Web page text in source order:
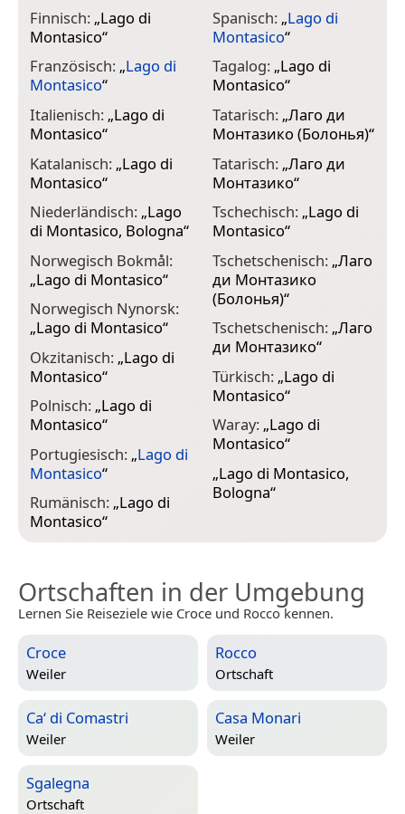
Finnisch: „Lago di
Montasico“
Französisch: „Lago di
Montasico“
Italienisch: „Lago di
Montasico“
Katalanisch: „Lago di
Montasico“
Niederländisch: „Lago
di Montasico, Bologna“
Norwegisch Bokmål:
„Lago di Montasico“
Norwegisch Nynorsk:
„Lago di Montasico“
Okzitanisch: „Lago di
Montasico“
Polnisch: „Lago di
Montasico“
Portugiesisch: „Lago di
Montasico“
Rumänisch: „Lago di
Montasico“
Spanisch: „Lago di
Montasico“
Tagalog: „Lago di
Montasico“
Tatarisch: „Лаго ди
Монтазико (Болонья)“
Tatarisch: „Лаго ди
Монтазико“
Tschechisch: „Lago di
Montasico“
Tschetschenisch: „Лаго
ди Монтазико
(Болонья)“
Tschetschenisch: „Лаго
ди Монтазико“
Türkisch: „Lago di
Montasico“
Waray: „Lago di
Montasico“
„Lago di Montasico,
Bologna“
Ortschaften in der Umgebung
Lernen Sie Reiseziele wie Croce und Rocco kennen.
Croce
Weiler
Rocco
Ortschaft
Ca‘ di Comastri
Weiler
Casa Monari
Weiler
Sgalegna
Ortschaft